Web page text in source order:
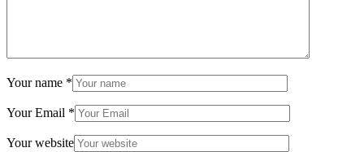
Your name *
Your Email *
Your website